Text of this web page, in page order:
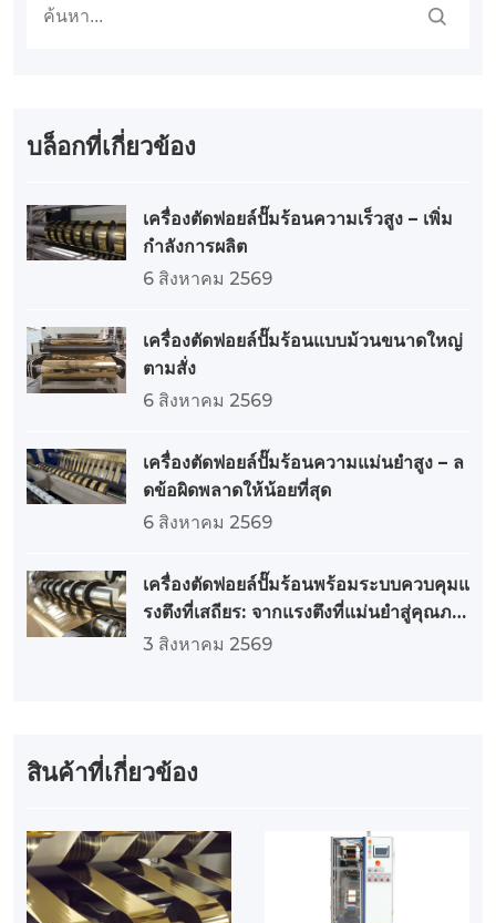
บล็อกที่เกี่ยวข้อง
เครื่องตัดฟอยล์ปั๊มร้อนความเร็วสูง – เพิ่ม
กำลังการผลิต
6 สิงหาคม 2569
เครื่องตัดฟอยล์ปั๊มร้อนแบบม้วนขนาดใหญ่
ตามสั่ง
6 สิงหาคม 2569
เครื่องตัดฟอยล์ปั๊มร้อนความแม่นยำสูง – ล
ดข้อผิดพลาดให้น้อยที่สุด
6 สิงหาคม 2569
เครื่องตัดฟอยล์ปั๊มร้อนพร้อมระบบควบคุมแ
รงตึงที่เสถียร: จากแรงตึงที่แม่นยำสู่คุณภา
พที่ยอดเยี่ยม
3 สิงหาคม 2569
สินค้าที่เกี่ยวข้อง